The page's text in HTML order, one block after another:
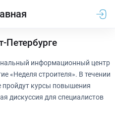
Петербурге
информационный центр
«Неделя строителя». В течении
пройдут курсы повышения
дискуссия для специалистов